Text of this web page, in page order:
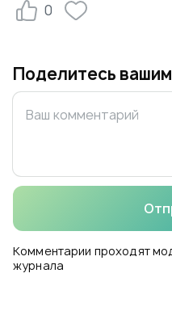
0
Поделитесь
Комментарии проходят
журнала